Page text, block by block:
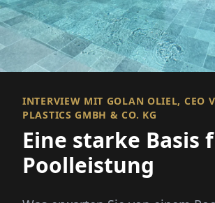
INTERVIEW MIT GOLAN OLIEL, CEO
PLASTICS GMBH & CO. KG
Eine starke Basis
Poolleistung